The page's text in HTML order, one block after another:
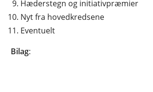
Hæderstegn og initiativpræmier
Nyt fra hovedkredsene
Eventuelt
Bilag: